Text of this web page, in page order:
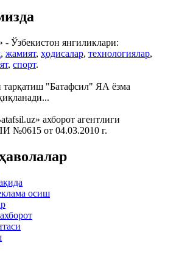
Ўзбекистон янгиликлари:
, жамият, ҳодисалар, технологиялар,
, спорт.
тарқатиш "Батафсил" ЯА ёзма
ахборот агентлиги
№0615 от 04.03.2010 г.
осиш